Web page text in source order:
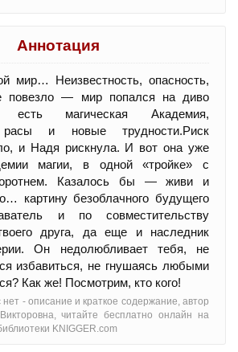
Аннотация
мир… Неизвестность, опасность,
повезло — мир попался на диво
магическая Академия,
расы и новые трудности.Риск
и Надя рискнула. И вот она уже
магии, в одной «тройке» с
Казалось бы — живи и
картину безоблачного будущего
и по совместительству
друга, да еще и наследник
Он недолюбливает тебя, не
избавиться, не гнушаясь любыми
Как же! Посмотрим, кто кого!
- oписание и краткое содержание, автор
читайте бесплатно онлайн на
KNIGGER.com